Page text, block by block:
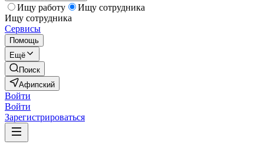
Ищу работу
Ищу сотрудника
Ищу сотрудника
Сервисы
Помощь
Ещё
Поиск
Афипский
Войти
Войти
Зарегистрироваться